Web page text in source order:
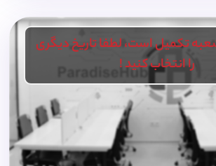
تکمیل است، لطفا تاریخ دیگری
را انتخاب کنید !